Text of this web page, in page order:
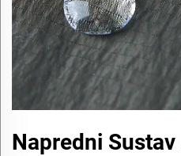
Napredni